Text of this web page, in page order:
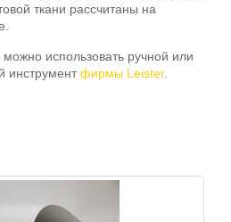
ткани рассчитаны на
использовать ручной или
инструментфирмы Leister.